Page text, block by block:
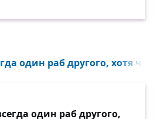
один раб другого, хотя
один раб другого,